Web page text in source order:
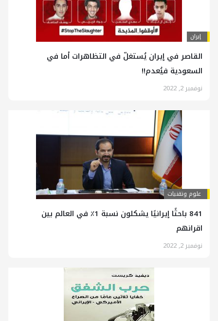
إيران
القاصر في إيران يُستغلّ في التظاهرات أما في
السعودية فيُعدم!!
نوفمبر 2, 2022
علوم وتقنيات
841 باحثًا إيرانيًا يشكلون نسبة 1٪ في العالم بين
اقرانهم
نوفمبر 2, 2022